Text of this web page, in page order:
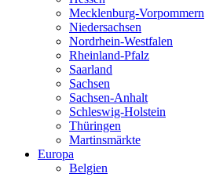
Mecklenburg-Vorpommern
Niedersachsen
Nordrhein-Westfalen
Rheinland-Pfalz
Saarland
Sachsen
Sachsen-Anhalt
Schleswig-Holstein
Thüringen
Martinsmärkte
Europa
Belgien